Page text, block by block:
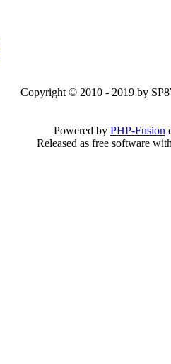
Copyright © 2010 - 2019 by
Powered by PHP-Fusion
Released as free software